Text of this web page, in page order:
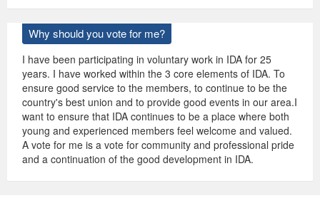
Why should you vote for me?
I have been participating in voluntary work in IDA for 25
years. I have worked within the 3 core elements of IDA. To
ensure good service to the members, to continue to be the
country's best union and to provide good events in our area.I
want to ensure that IDA continues to be a place where both
young and experienced members feel welcome and valued.
A vote for me is a vote for community and professional pride
and a continuation of the good development in IDA.